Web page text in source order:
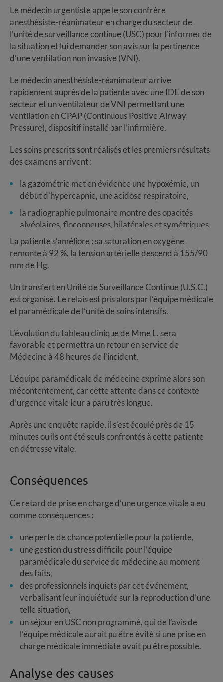
Le médecin urgentiste appelle son confrère
anesthésiste-réanimateur en charge du secteur de
l’unité de surveillance continue (USC) pour l’informer de
la situation et lui demander son avis sur la pertinence
d’une ventilation non invasive (VNI).
Le médecin anesthésiste-réanimateur arrive
rapidement auprès de la patiente avec une IDE de son
secteur et un ventilateur de VNI permettant une
ventilation en CPAP (Continuous Positive Airway
Pressure), dispositif installé par l’infirmière.
Les soins prescrits sont réalisés et les premiers résultats
des examens arrivent :
la gazométrie met en évidence une hypoxémie, un
début d’hypercapnie, une acidose respiratoire,
la radiographie pulmonaire montre des opacités
alvéolaires, floconneuses, bilatérales et symétriques.
La patiente s’améliore : sa saturation en oxygène
remonte à 92 %, la tension artérielle descend à 155/90
mm de Hg.
Un transfert en Unité de Surveillance Continue (U.S.C.)
est organisé. Le relais est pris alors par l’équipe médicale
et paramédicale de l’unité de soins intensifs.
L’évolution du tableau clinique de Mme L. sera
favorable et permettra un retour en service de
Médecine à 48 heures de l’incident.
L’équipe paramédicale de médecine exprime alors son
mécontentement, car cette attente dans ce contexte
d’urgence vitale leur a paru très longue.
Après une enquête rapide, il s’est écoulé près de 15
minutes ou ils ont été seuls confrontés à cette patiente
en détresse vitale.
Conséquences
Ce retard de prise en charge d’une urgence vitale a eu
comme conséquences :
une perte de chance potentielle pour la patiente,
une gestion du stress difficile pour l’équipe
paramédicale du service de médecine au moment
des faits,
des professionnels inquiets par cet événement,
verbalisant leur inquiétude sur la reproduction d’une
telle situation,
un séjour en USC non programmé, qui de l’avis de
l’équipe médicale aurait pu être évité si une prise en
charge médicale immédiate avait pu être possible.
Analyse des causes